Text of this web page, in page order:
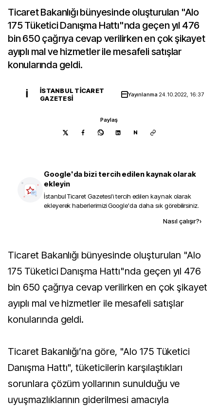
Ticaret Bakanlığı bünyesinde oluşturulan "Alo
175 Tüketici Danışma Hattı"nda geçen yıl 476
bin 650 çağrıya cevap verilirken en çok şikayet
ayıplı mal ve hizmetler ile mesafeli satışlar
konularında geldi.
İ
İSTANBUL TICARET
GAZETESI
Yayınlanma 24.10.2022, 16:37
Paylaş
N
Google'da bizi tercih edilen kaynak olarak
ekleyin
İstanbul Ticaret Gazetesi'i tercih edilen kaynak olarak
ekleyerek haberlerimizi Google'da daha sık görebilirsiniz.
Nasıl çalışır?›
Ticaret Bakanlığı bünyesinde oluşturulan "Alo
175 Tüketici Danışma Hattı"nda geçen yıl 476
bin 650 çağrıya cevap verilirken en çok şikayet
ayıplı mal ve hizmetler ile mesafeli satışlar
konularında geldi.
Ticaret Bakanlığı’na göre, "Alo 175 Tüketici
Danışma Hattı", tüketicilerin karşılaştıkları
sorunlara çözüm yollarının sunulduğu ve
uyuşmazlıklarının giderilmesi amacıyla